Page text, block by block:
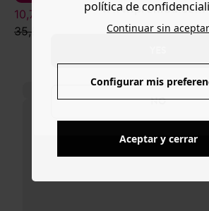
www.promod.com
NO
10,79 €
35,99 €
39,99 €
79,99 €
política de
Continuar sin aceptar
Configurar mis
Aceptar y cerrar